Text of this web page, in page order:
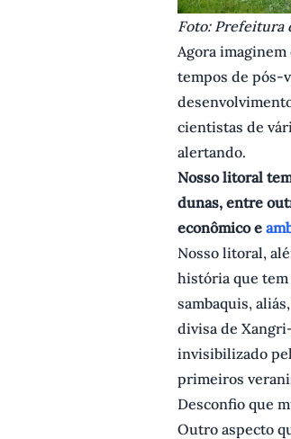
F oto: Prefeitura
Agora
tempos de pós-
cientistas de
alertando.
Nosso litoral
dunas, entre
econômico e
Nosso litoral,
história que tem
sambaquis,
divisa de
invisibilizado
primeiros
Desconfio que
Outro aspecto